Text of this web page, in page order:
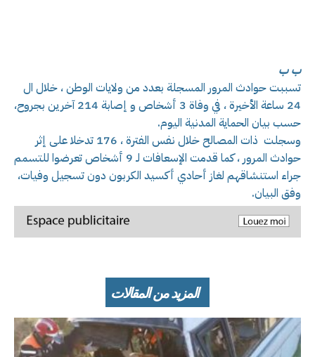
ب ب
تسببت حوادث المرور المسجلة بعدد من ولايات الوطن ، خلال ال
24 ساعة الأخيرة ، في وفاة 3 أشخاص و إصابة 214 آخرين بجروح،
حسب بيان الحماية المدنية اليوم.
وسجلت ذات المصالح خلال نفس الفترة ، 176 تدخلا على إثر
حوادث المرور ، كما قدمت الإسعافات لـ 9 أشخاص تعرضوا للتسمم
جراء استنشاقهم لغاز أحادي أكسيد الكربون دون تسجيل وفيات،
وفق البيان.
المزيد من المقالات